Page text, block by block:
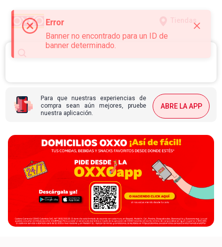
Error
Banner no encontrado para un ID de
banner determinado.
Tiendas
Para que nuestras experiencias de
compra sean aún mejores, pruebe
nuestra aplicación.
ABRE LA APP